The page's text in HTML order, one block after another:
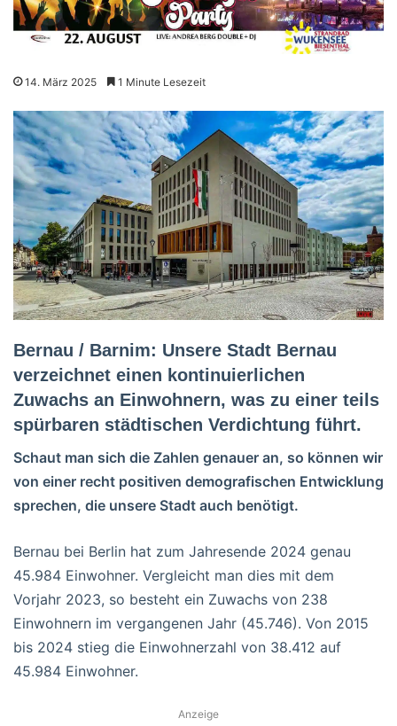
14. März 2025 1 Minute Lesezeit
Bernau / Barnim: Unsere Stadt Bernau
verzeichnet einen kontinuierlichen
Zuwachs an Einwohnern, was zu einer teils
spürbaren städtischen Verdichtung führt.
Schaut man sich die Zahlen genauer an, so können wir
von einer recht positiven demografischen Entwicklung
sprechen, die unsere Stadt auch benötigt.
Bernau bei Berlin hat zum Jahresende 2024 genau
45.984 Einwohner. Vergleicht man dies mit dem
Vorjahr 2023, so besteht ein Zuwachs von 238
Einwohnern im vergangenen Jahr (45.746). Von 2015
bis 2024 stieg die Einwohnerzahl von 38.412 auf
45.984 Einwohner.
Anzeige